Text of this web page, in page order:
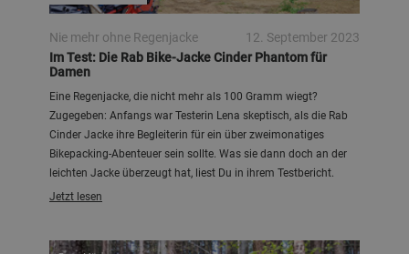
Nie mehr ohne Regenjacke
12. September 2023
Im Test: Die Rab Bike-Jacke Cinder Phantom für
Damen
Eine Regenjacke, die nicht mehr als 100 Gramm wiegt?
Zugegeben: Anfangs war Testerin Lena skeptisch, als die Rab
Cinder Jacke ihre Begleiterin für ein über zweimonatiges
Bikepacking-Abenteuer sein sollte. Was sie dann doch an der
leichten Jacke überzeugt hat, liest Du in ihrem Testbericht.
Jetzt lesen